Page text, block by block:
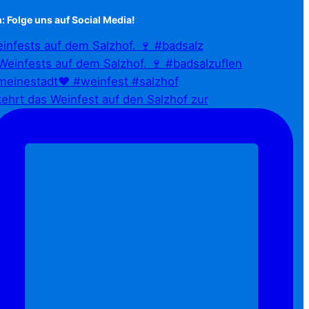
Folge uns auf Social Media!
auf dem Salzhof. 🍷 #badsalz
das Weinfest auf den Salzhof zur